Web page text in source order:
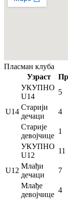
Пласман клуба
Узраст
U14
УКУПНО
U14
5
Старији
дечаци
4
Старије
девојчице
1
U12
УКУПНО
U12
11
Млађи
дечаци
7
Млађе
девојчице
4